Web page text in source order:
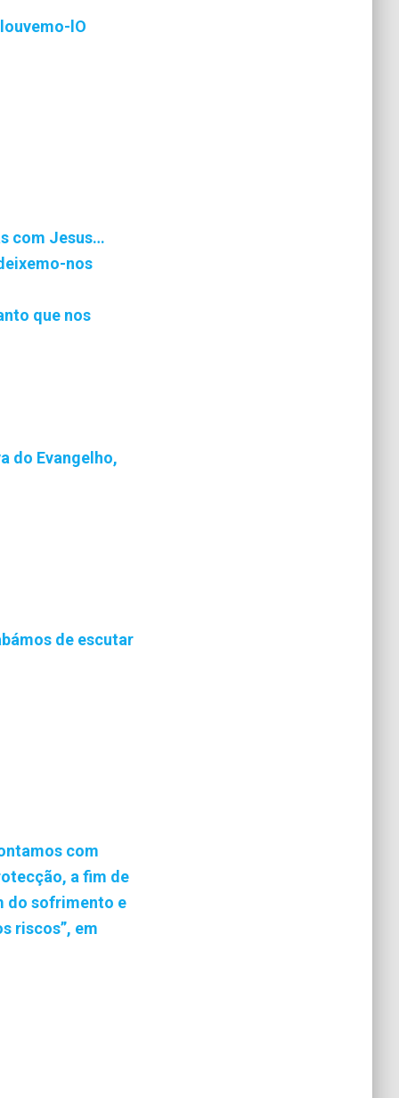
lO
com Jesus…
nos
que nos
do Evangelho,
de escutar
com
a fim de
do sofrimento e
riscos”, em